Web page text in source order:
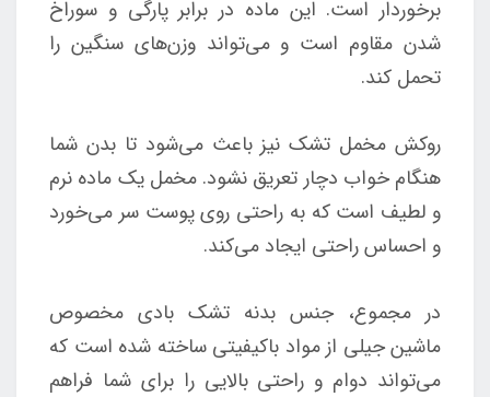
برخوردار است. این ماده در برابر پارگی و سوراخ
شدن مقاوم است و می‌تواند وزن‌های سنگین را
تحمل کند.
روکش مخمل تشک نیز باعث می‌شود تا بدن شما
هنگام خواب دچار تعریق نشود. مخمل یک ماده نرم
و لطیف است که به راحتی روی پوست سر می‌خورد
و احساس راحتی ایجاد می‌کند.
در مجموع، جنس بدنه تشک بادی مخصوص
ماشین جیلی از مواد باکیفیتی ساخته شده است که
می‌تواند دوام و راحتی بالایی را برای شما فراهم